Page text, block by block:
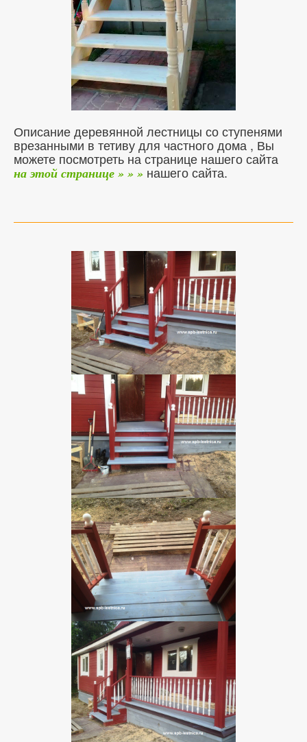
Описание деревянной лестницы со ступенями
врезанными в тетиву для частного дома , Вы
можете посмотреть на странице нашего сайта
на этой странице » » » нашего сайта.